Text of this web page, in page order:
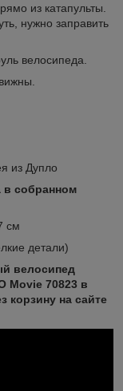
из катапульты.
нужно заправить
велосипеда.
из Дупло
в собранном
см
детали)
велосипед
Movie 70823 в
корзину на сайте